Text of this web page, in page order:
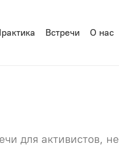
Встречи О нас
для активистов,